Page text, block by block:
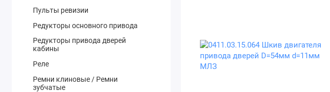
Пульты ревизии
Редукторы основного привода
Редукторы привода дверей
кабины
Реле
Ремни клиновые / Ремни
зубчатые